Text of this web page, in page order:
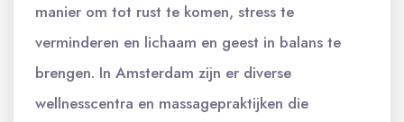
manier om tot rust te komen, stress te
verminderen en lichaam en geest in balans te
brengen. In Amsterdam zijn er diverse
wellnesscentra en massagepraktijken die